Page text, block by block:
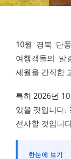
10월 경북 단
여행객들의
세월을 간직한
특히 2026년
있을 것입니다.
선사할 것입니
한눈에 보기